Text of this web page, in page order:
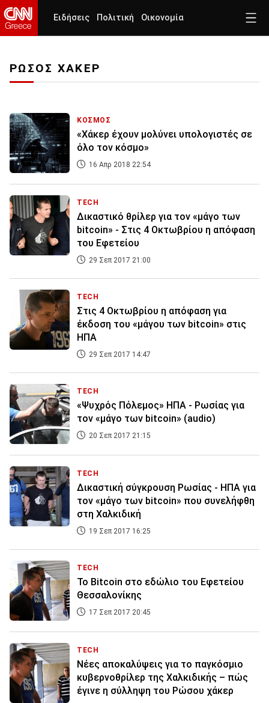
Ειδήσεις Πολιτική Οικονομία
ΡΩΣΟΣ ΧΑΚΕΡ
ΚΟΣΜΟΣ
«Χάκερ έχουν μολύνει υπολογιστές σε
όλο τον κόσμο»
16 Απρ 2018 22:54
TECH
Δικαστικό θρίλερ για τον «μάγο των
bitcoin» - Στις 4 Οκτωβρίου η απόφαση
του Εφετείου
29 Σεπ 2017 21:00
TECH
Στις 4 Οκτωβρίου η απόφαση για
έκδοση του «μάγου των bitcoin» στις
ΗΠΑ
29 Σεπ 2017 14:47
TECH
«Ψυχρός Πόλεμος» ΗΠΑ - Ρωσίας για
τον «μάγο των bitcoin» (audio)
20 Σεπ 2017 21:15
TECH
Δικαστική σύγκρουση Ρωσίας - ΗΠΑ για
τον «μάγο των bitcoin» που συνελήφθη
στη Χαλκιδική
19 Σεπ 2017 16:25
TECH
Το Bitcoin στο εδώλιο του Εφετείου
Θεσσαλονίκης
17 Σεπ 2017 20:45
TECH
Νέες αποκαλύψεις για το παγκόσμιο
κυβερνοθρίλερ της Χαλκιδικής – πώς
έγινε η σύλληψη του Ρώσου χάκερ